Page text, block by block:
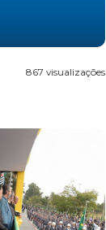
867 visualizações